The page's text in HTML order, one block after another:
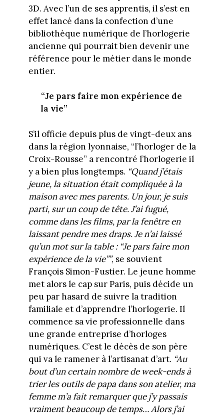
3D. Avec l’un de ses apprentis, il s’est en
effet lancé dans la confection d’une
bibliothèque numérique de l’horlogerie
ancienne qui pourrait bien devenir une
référence pour le métier dans le monde
entier.
“Je pars faire mon expérience de
la vie”
S’il officie depuis plus de vingt-deux ans
dans la région lyonnaise, “l’horloger de la
Croix-Rousse” a rencontré l’horlogerie il
y a bien plus longtemps. “Quand j’étais
jeune, la situation était compliquée à la
maison avec mes parents. Un jour, je suis
parti, sur un coup de tête. J’ai fugué,
comme dans les films, par la fenêtre en
laissant pendre mes draps. Je n’ai laissé
qu’un mot sur la table : “Je pars faire mon
expérience de la vie””, se souvient
François Simon-Fustier. Le jeune homme
met alors le cap sur Paris, puis décide un
peu par hasard de suivre la tradition
familiale et d’apprendre l’horlogerie. Il
commence sa vie professionnelle dans
une grande entreprise d’horloges
numériques. C’est le décès de son père
qui va le ramener à l’artisanat d’art. “Au
bout d’un certain nombre de week-ends à
trier les outils de papa dans son atelier, ma
femme m’a fait remarquer que j’y passais
vraiment beaucoup de temps… Alors j’ai